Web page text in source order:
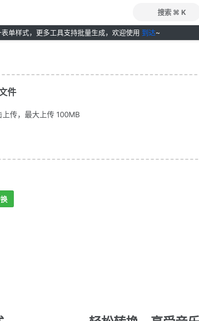
搜索 ⌘ K
单样式，更多工具支持批量生成，欢迎使用 到达~
件
传，最大上传 100MB